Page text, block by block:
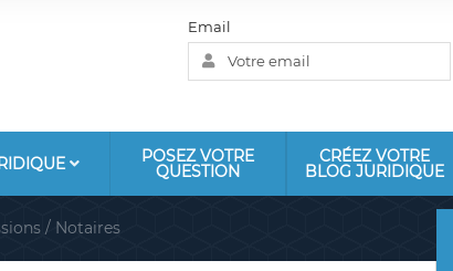
Email
POSEZ VOTRE
QUESTION
CRÉEZ VOTRE
BLOG JURIDIQUE
/ Notaires